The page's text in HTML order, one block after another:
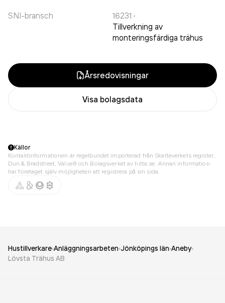
SNI-bransch 16231 ·
Tillverkning av
monteringsfärdiga trähus
Årsredovisningar
Visa bolagsdata
Källor
Kontaktinformationen är regelbundet importerad från Skatteverkets register,
Dun & Bradstreet, Value8 och Bolagsverket av hitta.se. Annan information
har företaget själv möjligheten att registrera på sin sida.
Hustillverkare Anläggningsarbeten Jönköpings län Aneby
Lövsta Trähus AB